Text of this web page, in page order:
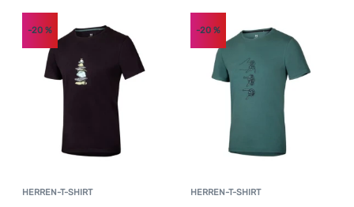
HERREN-T-SHIRT
-20 %
HERREN-T-SHIRT
-20%